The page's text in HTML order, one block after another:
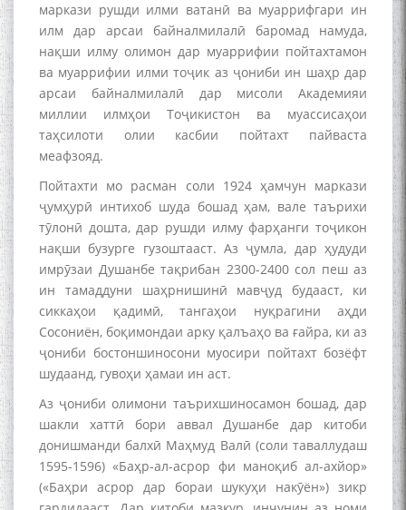
маркази рушди илми ватанӣ ва муаррифгари ин
илм дар арсаи байналмилалӣ баромад намуда,
нақши илму олимон дар муаррифии пойтахтамон
ва муаррифии илми тоҷик аз ҷониби ин шаҳр дар
арсаи байналмилалӣ дар мисоли Академияи
миллии илмҳои Тоҷикистон ва муассисаҳои
таҳсилоти олии касбии пойтахт пайваста
меафзояд.
Пойтахти мо расман соли 1924 ҳамчун маркази
ҷумҳурӣ интихоб шуда бошад ҳам, вале таърихи
тӯлонӣ дошта, дар рушди илму фарҳанги тоҷикон
нақши бузурге гузоштааст. Аз ҷумла, дар ҳудуди
имрӯзаи Душанбе тақрибан 2300-2400 сол пеш аз
ин тамаддуни шаҳрнишинӣ мавҷуд будааст, ки
сиккаҳои қадимӣ, тангаҳои нуқрагини аҳди
Сосониён, боқимондаи арку қалъаҳо ва ғайра, ки аз
ҷониби бостоншиносони муосири пойтахт бозёфт
шудаанд, гувоҳи ҳамаи ин аст.
Аз ҷониби олимони таърихшиносамон бошад, дар
шакли хаттӣ бори аввал Душанбе дар китоби
донишманди балхӣ Маҳмуд Валӣ (соли таваллудаш
1595-1596) «Баҳр-ал-асрор фи маноқиб ал-ахйор»
(«Баҳри асрор дар бораи шукуҳи накӯён») зикр